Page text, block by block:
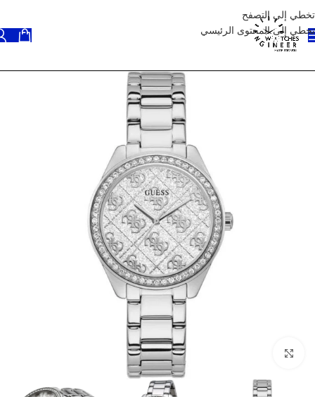
تخطي إلى التصفح
تخطي إلى المحتوى الرئيسي